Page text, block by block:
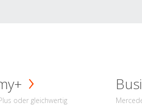
oder gleichwertig